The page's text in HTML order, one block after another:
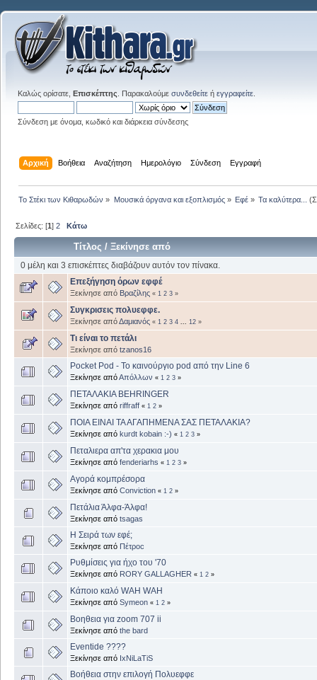
Καλώς ορίσατε, Επισκέπτης . Παρακαλούμε συνδεθείτε ή εγγραφείτε
Σύνδεση με όνομα, κωδικό και διάρκεια σύνδεσης
Αρχική Βοήθεια Αναζήτηση Ημερολόγιο Σύνδεση Εγγραφή
Το Στέκι των Κιθαρωδών » Μουσικά όργανα και εξοπλισμός» Εφέ» Τα καλύτερα...
Σελίδες: [1]2 Κάτω
Τίτλος /Ξεκίνησε από
0 μέλη και 3 επισκέπτες διαβάζουν αυτόν τον πίνακα.
Eπεξήγηση όρων εφφέ
Ξεκίνησε από Βραζίλης « 1 2 3 »
Συγκρισεις πολυεφφε.
Ξεκίνησε απόΔαμιανός « 1 2 3 4 12 »
Τι είναι το πετάλι
Ξεκίνησε από tzanos16
Pocket Pod - To καινούργιο pod από την Line 6
Ξεκίνησε απόΑπόλλων « 1 2 3 »
ΠΕΤΑΛΑΚΙΑ BEHRINGER
Ξεκίνησε από riffraff « 1 2 »
ΠΟΙΑ ΕΙΝΑΙ ΤΑ ΑΓΑΠΗΜΕΝΑ ΣΑΣ ΠΕΤΑΛΑΚΙΑ?
Ξεκίνησε από kurdt kobain :-) « 1 2 3 »
Πεταλιερα απ'τα χερακια μου
Ξεκίνησε από fenderiarhs « 1 2 3 »
Αγορά κομπρέσορα
Ξεκίνησε από Conviction « 1 2 »
Πετάλια Άλφα-Άλφα!
Ξεκίνησε από tsagas
Η Σειρά των εφέ;
Ξεκίνησε από Πέτροc
Ρυθμίσεις για ήχο του '70
Ξεκίνησε από RORY GALLAGHER « 1 2 »
Κάποιο καλό WAH WAH
Ξεκίνησε από Symeon « 1 2 »
Βοηθεια για zoom 707 ii
Ξεκίνησε από the bard
Eventide ????
Ξεκίνησε από IxNiLaTiS
Βοήθεια στην επιλογή Πολυεφφε